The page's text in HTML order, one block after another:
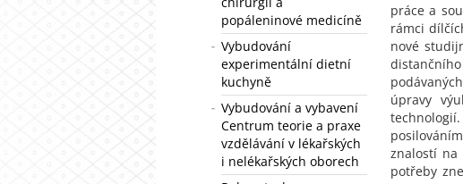
popáleninové medicíně
Vybudování
experimentální dietní
kuchyně
Vybudování a vybavení
Centrum teorie a praxe
vzdělávání v lékařských
i nelékařských oborech
práce a
rámci
nové
úpravy
znalostí na
potřeby